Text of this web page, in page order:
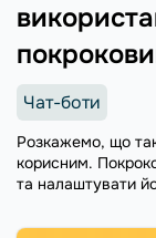
Чат-боти
Розкажемо, що
корисним.
та налаштувати